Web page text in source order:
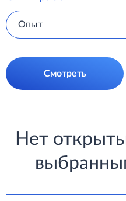
Опыт
Смотреть
Нет